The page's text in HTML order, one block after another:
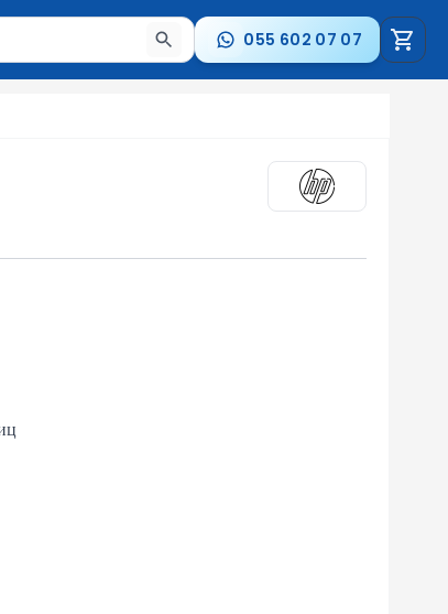
навигации по результатам.
055 602 07 07